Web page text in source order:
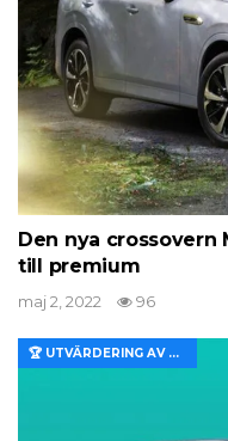
Den nya crossovern
till premium
maj 2, 2022 96
🏆 UTVÄRDERING AV EGENSKAPER OCH VÄRDE